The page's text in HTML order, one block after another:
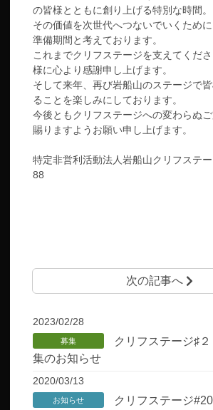
の皆様とともに創り上げる特別な時間。
その価値を次世代へつないでいくため
準備期間と考えております。
これまでクリフステージを支えてくだ
様に心より感謝申し上げます。
そして来年、再び岩船山のステージで
ることを楽しみにしております。
今後ともクリフステージへの変わらぬ
賜りますようお願い申し上げます。
特定非営利活動法人岩船山クリフステ
88
次の記事へ
2023/02/28
募集
クリフステージ♯
集のお知らせ
2020/03/13
お知らせ
クリフステージ